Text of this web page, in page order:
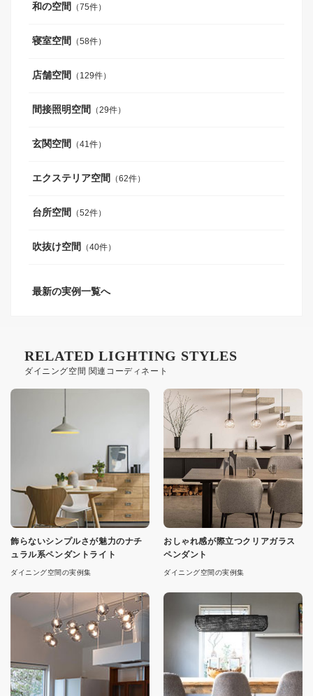
和の空間 （75件）
寝室空間 （58件）
店舗空間 （129件）
間接照明空間 （29件）
玄関空間 （41件）
エクステリア空間 （62件）
台所空間 （52件）
吹抜け空間 （40件）
最新の実例一覧へ
ダイニング空間 関連コーディネート
RELATED LIGHTING STYLES
飾らないシンプルさが魅力のナチ
ュラル系ペンダントライト
ダイニング空間の実例集
おしゃれ感が際立つクリアガラス
ペンダント
ダイニング空間の実例集